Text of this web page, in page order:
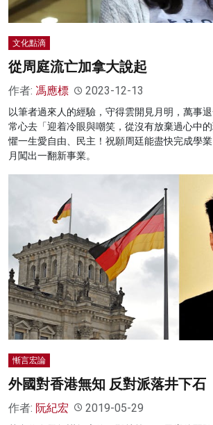
文化點滴
從周庭流亡加拿大說起
作者: 馮應標 2023-12-13
以筆者過來人的經驗，守得雲開見月明，萬事
常心去「迎着冷眼與嘲笑，從沒有放棄過心中
懼一生愛自由、民主！祝願周廷能盡快完成學
月闖出一翻新事業。
慚言宏論
外國對香港無知 反對派落井下石
作者: 阮紀宏 2019-05-29